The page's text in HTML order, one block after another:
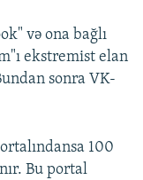
və ona bağlı
ekstremist elan
sonra VK-
100
Bu portal